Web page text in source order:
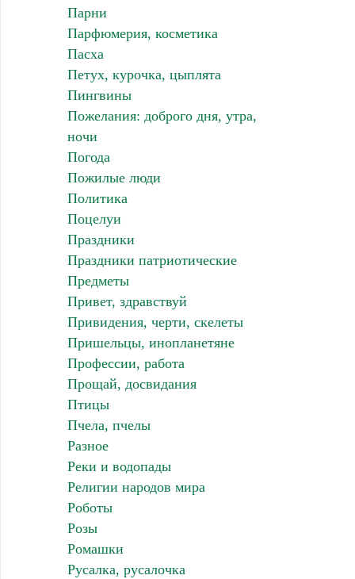
Парни
Парфюмерия, косметика
Пасха
Петух, курочка, цыплята
Пингвины
Пожелания: доброго дня, утра,
ночи
Погода
Пожилые люди
Политика
Поцелуи
Праздники
Праздники патриотические
Предметы
Привет, здравствуй
Привидения, черти, скелеты
Пришельцы, инопланетяне
Профессии, работа
Прощай, досвидания
Птицы
Пчела, пчелы
Разное
Реки и водопады
Религии народов мира
Роботы
Розы
Ромашки
Русалка, русалочка